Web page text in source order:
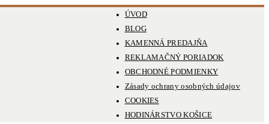
ÚVOD
BLOG
KAMENNÁ PREDAJŇA
REKLAMAČNÝ PORIADOK
OBCHODNÉ PODMIENKY
Zásady ochrany osobných údajov
COOKIES
HODINÁRSTVO KOŠICE